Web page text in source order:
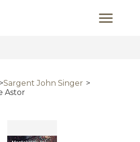
Sargent John Singer
Astor